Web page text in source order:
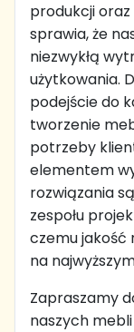
produkcji oraz
sprawia, że
niezwykłą
użytkowania.
podejście do
tworzenie
potrzeby
elementem
rozwiązania
zespołu
czemu jakość
na
Zapraszamy
naszych